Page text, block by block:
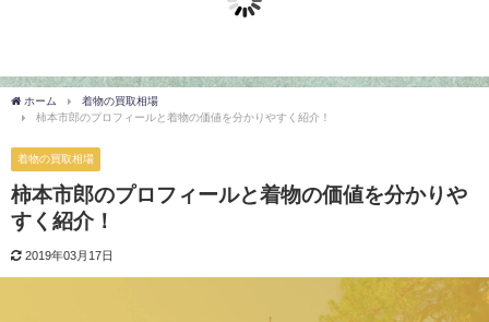
ホーム
着物の買取相場
柿本市郎のプロフィールと着物の価値を分かりやすく紹介！
着物の買取相場
柿本市郎のプロフィールと着物の価値を分かりや
すく紹介！
2019年03月17日